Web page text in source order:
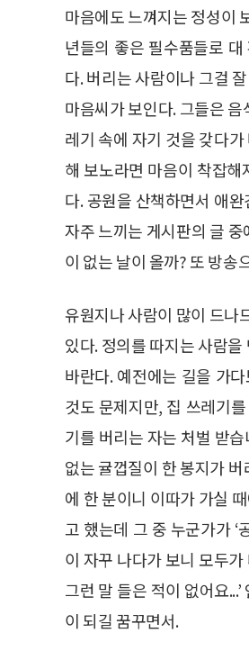
마음에도 느껴지는 정성이
년들의 좋은 필수품들로
다. 버리는 사람이나 그걸
마음씨가 보인다. 그들은
레기 속에 자기 것을 갖다
해 보노라면 마음이 착잡
다. 공원을 산책하면서 애
자주 느끼는 게시판의 글
이 없는 날이 올까? 또 방송
유원지나 사람이 많이 드나
있다. 정의를 따지는 사람
바란다. 예전에는 길을 가
것도 문제지만, 집 쓰레기
기를 버리는 자는 처벌 받
없는 귤껍질이 한 봉지가
에 한 분이니 이따가 가실
고 했는데 그 중 누군가가
이 자꾸 나다가 보니 모두
그런 말 들은 적이 없어요
이 되길 꿈꾸면서.